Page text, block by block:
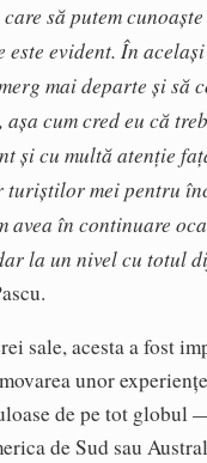
să putem
este evident. În
mai departe și să
cum cred eu că
și cu multă atenție
turiștilor mei pentru
avea în continuare
la un nivel cu totul
sale, acesta a fost
unor
de pe tot globul
de Sud sau